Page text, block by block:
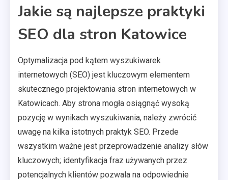
Jakie są najlepsze praktyki
SEO dla stron Katowice
Optymalizacja pod kątem wyszukiwarek
internetowych (SEO) jest kluczowym elementem
skutecznego projektowania stron internetowych w
Katowicach. Aby strona mogła osiągnąć wysoką
pozycję w wynikach wyszukiwania, należy zwrócić
uwagę na kilka istotnych praktyk SEO. Przede
wszystkim ważne jest przeprowadzenie analizy słów
kluczowych; identyfikacja fraz używanych przez
potencjalnych klientów pozwala na odpowiednie